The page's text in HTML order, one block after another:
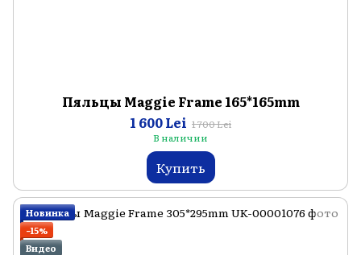
Пяльцы Maggie Frame 165*165mm
1 600 Lei 1 700 Lei
В наличии
Купить
Новинка
−15%
Видео